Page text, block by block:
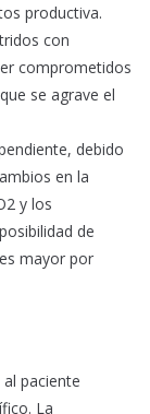
productiva.
con
comprometidos
se agrave el
debido
en la
y los
de
mayor por
paciente
La